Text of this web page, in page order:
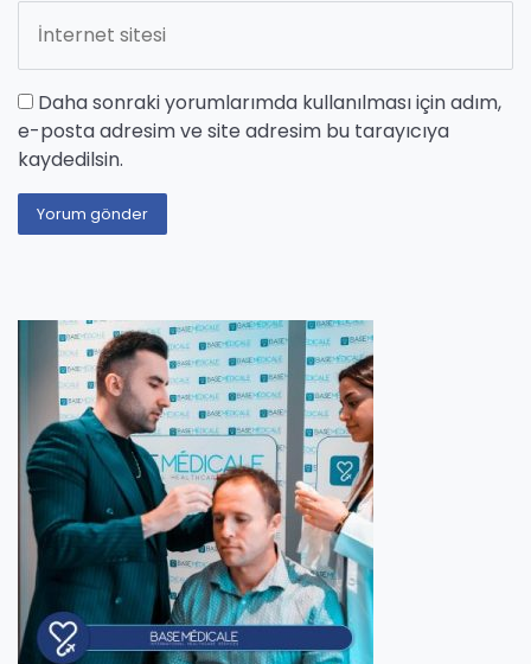
Daha sonraki yorumlarımda kullanılması için adım,
e-posta adresim ve site adresim bu tarayıcıya
kaydedilsin.